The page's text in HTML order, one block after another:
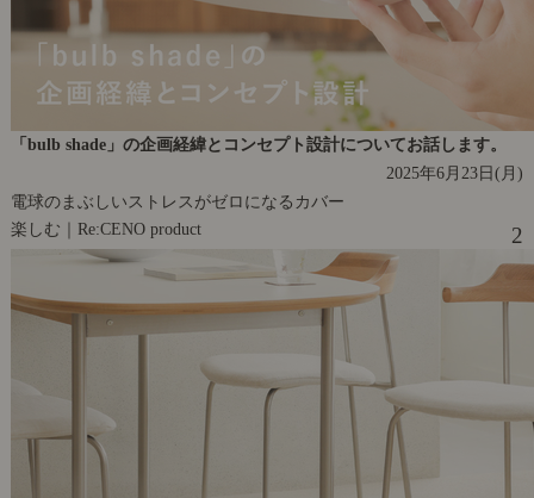
「bulb shade」の企画経緯とコンセプト設計についてお話します。
2025年6月23日(月)
電球のまぶしいストレスがゼロになるカバー
楽しむ｜Re:CENO product
2